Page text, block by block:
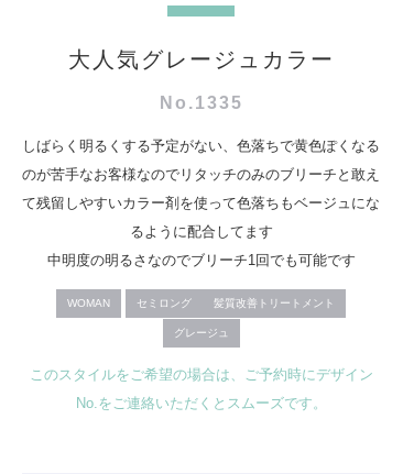
大人気グレージュカラー
No.1335
しばらく明るくする予定がない、色落ちで黄色ぽくなる
のが苦手なお客様なのでリタッチのみのブリーチと敢え
て残留しやすいカラー剤を使って色落ちもベージュにな
るように配合してます
中明度の明るさなのでブリーチ1回でも可能です
WOMAN セミロング 髪質改善トリートメント
グレージュ
このスタイルをご希望の場合は、ご予約時にデザイン
No.をご連絡いただくとスムーズです。